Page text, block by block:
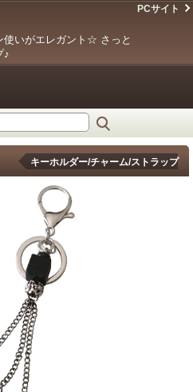
使いがエレガント☆ さっと
♪
PCサイト
キーホルダー/チャーム/ストラップ